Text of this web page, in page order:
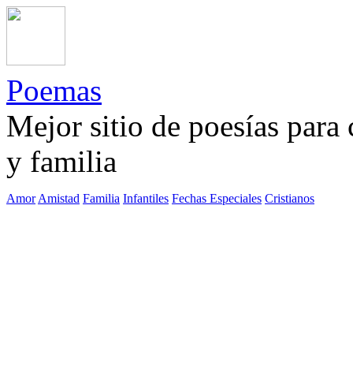
Poemas
Mejor sitio de poesías
y familia
Amor Amistad Familia Infantiles Fechas Especiales Cristianos